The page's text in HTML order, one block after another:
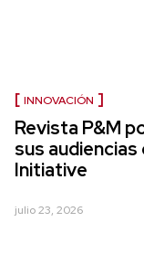
INNOVACIÓN
Revista P&M
sus
Initiative
julio 23, 2026